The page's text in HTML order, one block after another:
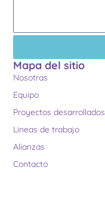
Mapa del sitio
Nosotras
Equipo
Proyectos desarrollados
Lineas de trabajo
Alianzas
Contacto